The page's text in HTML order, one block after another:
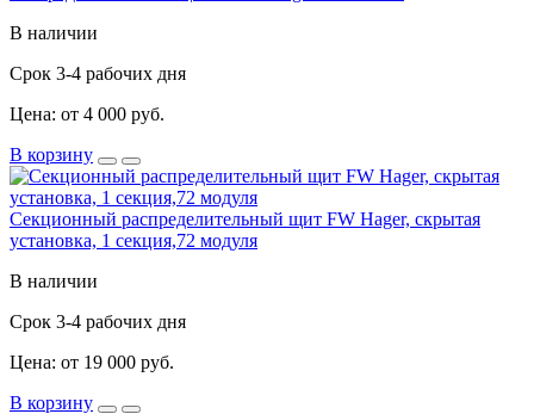
В наличии
Срок 3-4 рабочих дня
Цена: от 4 000 руб.
В корзину
Секционный распределительный щит FW Hager, скрытая
установка, 1 секция,72 модуля
В наличии
Срок 3-4 рабочих дня
Цена: от 19 000 руб.
В корзину